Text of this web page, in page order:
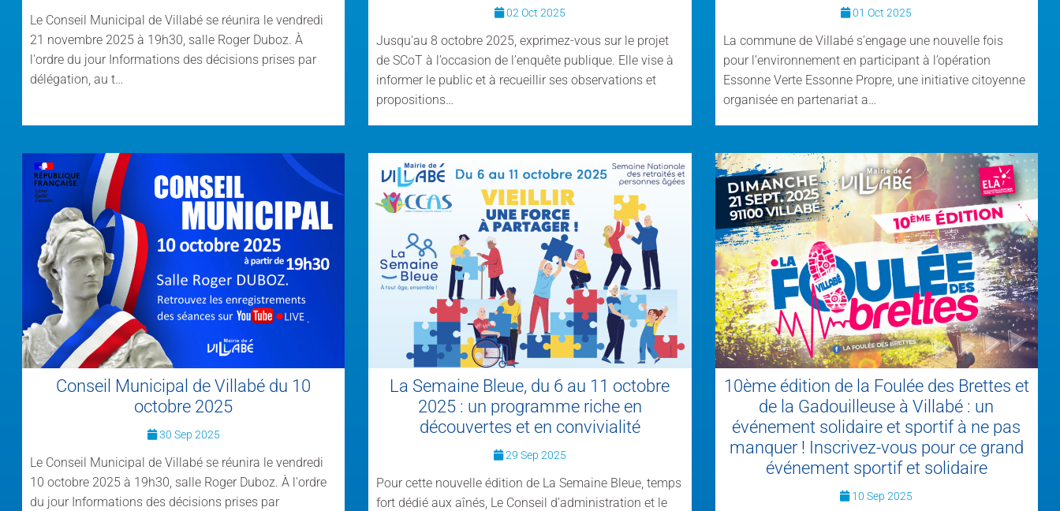
Le Conseil Municipal de Villabé se réunira le vendredi
21 novembre 2025 à 19h30, salle Roger Duboz. À
l'ordre du jour Informations des décisions prises par
délégation, au t…
02 Oct 2025
Jusqu'au 8 octobre 2025, exprimez-vous sur le projet
de SCoT à l’occasion de l’enquête publique. Elle vise à
informer le public et à recueillir ses observations et
propositions…
01 Oct 2025
La commune de Villabé s’engage une nouvelle fois
pour l’environnement en participant à l’opération
Essonne Verte Essonne Propre, une initiative citoyenne
organisée en partenariat a…
Conseil Municipal de Villabé du 10
octobre 2025
30 Sep 2025
Le Conseil Municipal de Villabé se réunira le vendredi
10 octobre 2025 à 19h30, salle Roger Duboz. À l'ordre
du jour Informations des décisions prises par
La Semaine Bleue, du 6 au 11 octobre
2025 : un programme riche en
découvertes et en convivialité
29 Sep 2025
Pour cette nouvelle édition de La Semaine Bleue, temps
fort dédié aux aînés, Le Conseil d’administration et le
10ème édition de la Foulée des Brettes et
de la Gadouilleuse à Villabé : un
événement solidaire et sportif à ne pas
manquer ! Inscrivez-vous pour ce grand
événement sportif et solidaire
10 Sep 2025